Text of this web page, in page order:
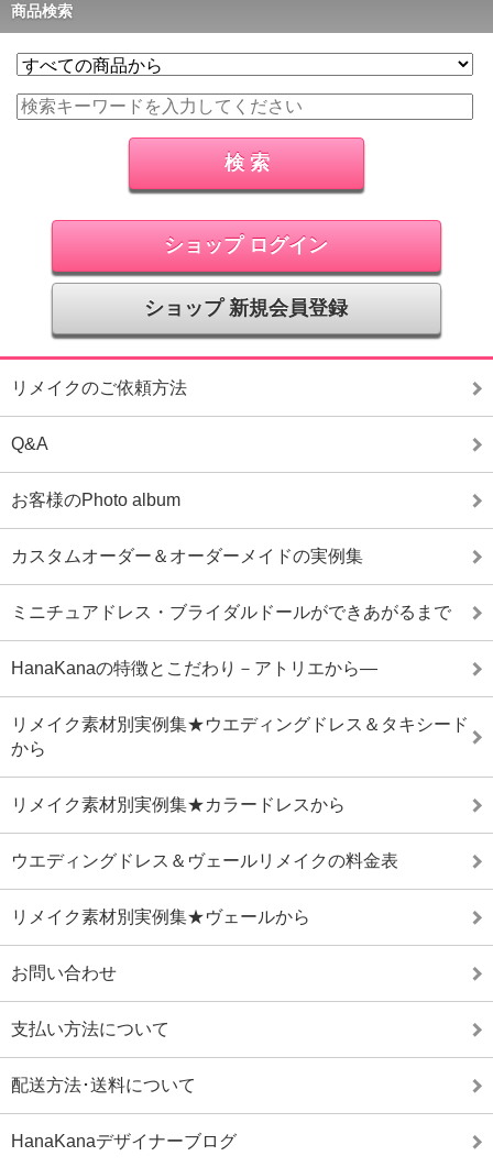
商品検索
ショップ ログイン
ショップ 新規会員登録
リメイクのご依頼方法
Q&A
お客様のPhoto album
カスタムオーダー＆オーダーメイドの実例集
ミニチュアドレス・ブライダルドールができあがるまで
HanaKanaの特徴とこだわり－アトリエから―
リメイク素材別実例集★ウエディングドレス＆タキシード
から
リメイク素材別実例集★カラードレスから
ウエディングドレス＆ヴェールリメイクの料金表
リメイク素材別実例集★ヴェールから
お問い合わせ
支払い方法について
配送方法･送料について
HanaKanaデザイナーブログ